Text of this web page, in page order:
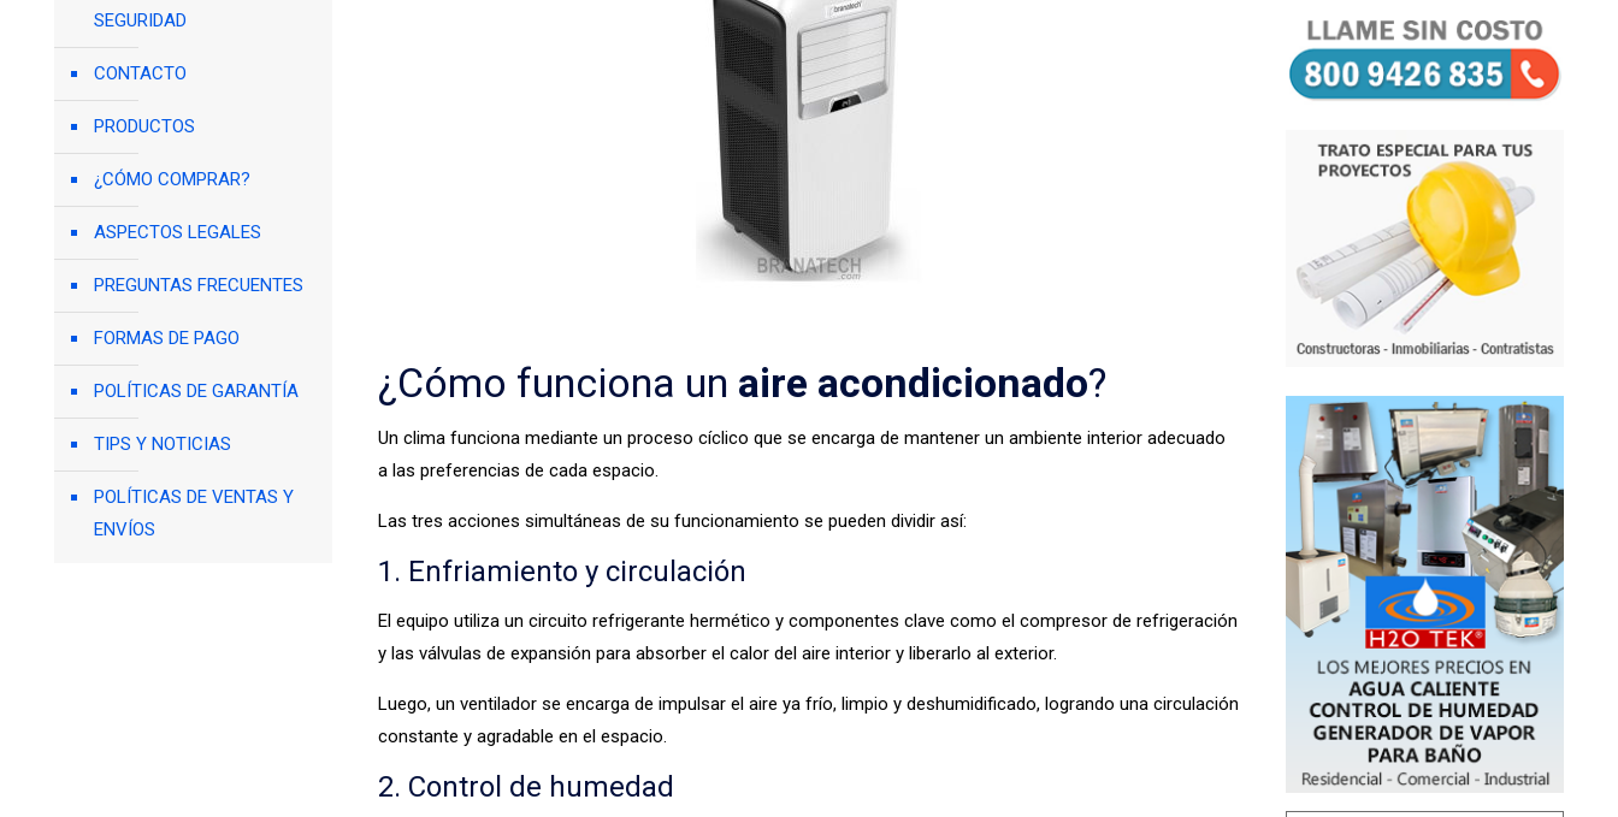
¿Cómo funciona un aire acondicionado?
Un clima funciona mediante un proceso cíclico que se encarga de mantener un ambiente interior adecuado
a las preferencias de cada espacio.
Las tres acciones simultáneas de su funcionamiento se pueden dividir así:
1. Enfriamiento y circulación
El equipo utiliza un circuito refrigerante hermético y componentes clave como el compresor de refrigeración
y las válvulas de expansión para absorber el calor del aire interior y liberarlo al exterior.
Luego, un ventilador se encarga de impulsar el aire ya frío, limpio y deshumidificado, logrando una circulación
constante y agradable en el espacio.
2. Control de humedad
SEGURIDAD
CONTACTO
PRODUCTOS
¿CÓMO COMPRAR?
ASPECTOS LEGALES
PREGUNTAS FRECUENTES
FORMAS DE PAGO
POLÍTICAS DE GARANTÍA
TIPS Y NOTICIAS
POLÍTICAS DE VENTAS Y
ENVÍOS